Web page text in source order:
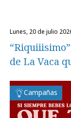
lunes, 20 de julio
de La Vaca
Campañas